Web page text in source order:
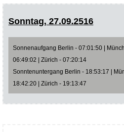
Sonntag, 27.09.2516
Sonnenaufgang Berlin - 07:01:50 |
06:49:02 | Zürich - 07:20:14
Sonntenuntergang Berlin - 18:53:17 |
18:42:20 | Zürich - 19:13:47